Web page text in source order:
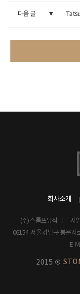
다음 글
회사소개
(주) 스톰프뮤직 사
06154 서울 강남구 봉은사
E-
2015 ©